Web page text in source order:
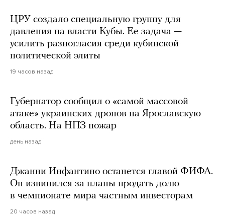
ЦРУ создало специальную группу для
давления на власти Кубы. Ее задача —
усилить разногласия среди кубинской
политической элиты
19 часов назад
Губернатор сообщил о «самой массовой
атаке» украинских дронов на Ярославскую
область. На НПЗ пожар
день назад
Джанни Инфантино останется главой ФИФА.
Он извинился за планы продать долю
в чемпионате мира частным инвесторам
20 часов назад